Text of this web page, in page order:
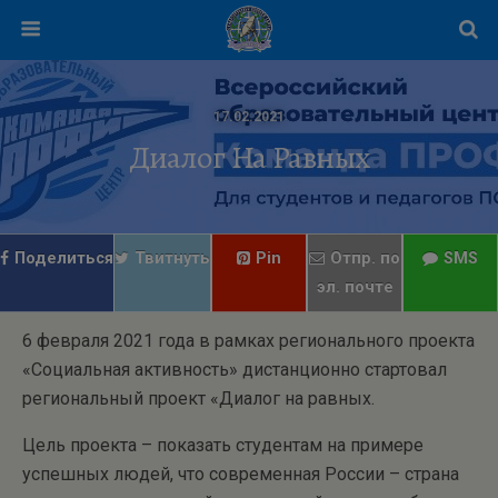
17.02.2021
Диалог На Равных
Поделиться Твитнуть Pin
Отпр. по
эл. почте
SMS
6 февраля 2021 года в рамках регионального проекта
«Социальная активность» дистанционно стартовал
региональный проект «Диалог на равных.
Цель проекта – показать студентам на примере
успешных людей, что современная России – страна